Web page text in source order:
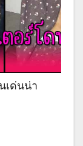
เด่นน่า